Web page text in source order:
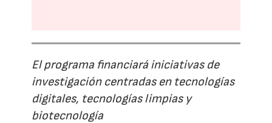
El programa financiará iniciativas de
investigación centradas en tecnologías
digitales, tecnologías limpias y
biotecnología